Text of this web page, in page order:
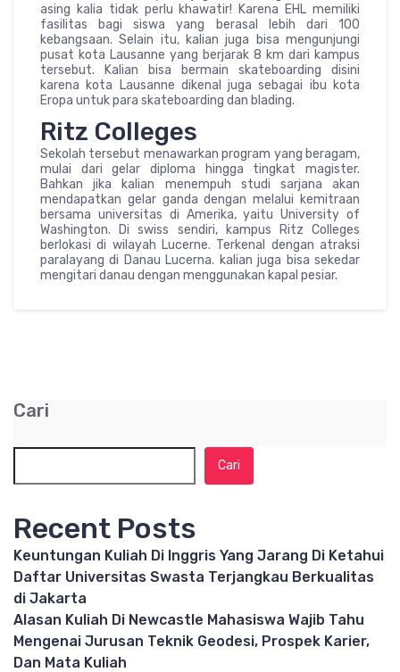
asing kalia tidak perlu khawatir! Karena EHL memiliki
fasilitas bagi siswa yang berasal lebih dari 100
kebangsaan. Selain itu, kalian juga bisa mengunjungi
pusat kota Lausanne yang berjarak 8 km dari kampus
tersebut. Kalian bisa bermain skateboarding disini
karena kota Lausanne dikenal juga sebagai ibu kota
Eropa untuk para skateboarding dan blading.
Ritz Colleges
Sekolah tersebut menawarkan program yang beragam,
mulai dari gelar diploma hingga tingkat magister.
Bahkan jika kalian menempuh studi sarjana akan
mendapatkan gelar ganda dengan melalui kemitraan
bersama universitas di Amerika, yaitu University of
Washington. Di swiss sendiri, kampus Ritz Colleges
berlokasi di wilayah Lucerne. Terkenal dengan atraksi
paralayang di Danau Lucerna. kalian juga bisa sekedar
mengitari danau dengan menggunakan kapal pesiar.
Cari
Cari
Recent Posts
Keuntungan Kuliah Di Inggris Yang Jarang Di Ketahui
Daftar Universitas Swasta Terjangkau Berkualitas
di Jakarta
Alasan Kuliah Di Newcastle Mahasiswa Wajib Tahu
Mengenai Jurusan Teknik Geodesi, Prospek Karier,
Dan Mata Kuliah